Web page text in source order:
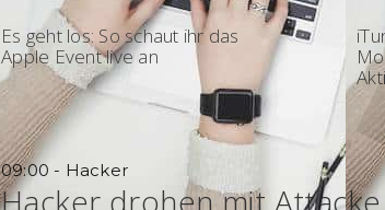
18:02 - Keynote
Es geht los: So schaut ihr das
Apple Event live an
09:00 - Hacker
Hacker drohen mit